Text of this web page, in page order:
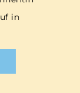
in